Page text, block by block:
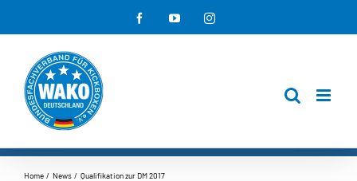
Inhalt
springen
FacebookYouTubeInstagram
Home News Qualifikation zur DM 2017